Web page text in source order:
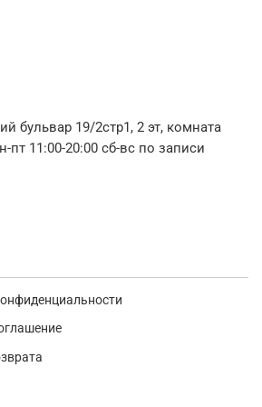
бульвар 19/2стр1, 2 эт, комната
206. Часы работы: пн-пт 11:00-20:00 сб-вс по записи